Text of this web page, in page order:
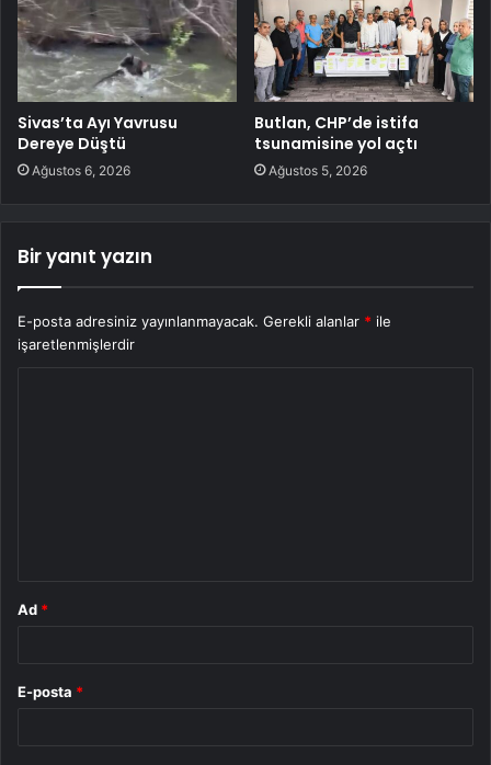
Sivas’ta Ayı Yavrusu
Dereye Düştü
Ağustos 6, 2026
Butlan, CHP’de istifa
tsunamisine yol açtı
Ağustos 5, 2026
Bir yanıt yazın
E-posta adresiniz yayınlanmayacak. Gerekli alanlar * ile
işaretlenmişlerdir
Ad *
E-posta *